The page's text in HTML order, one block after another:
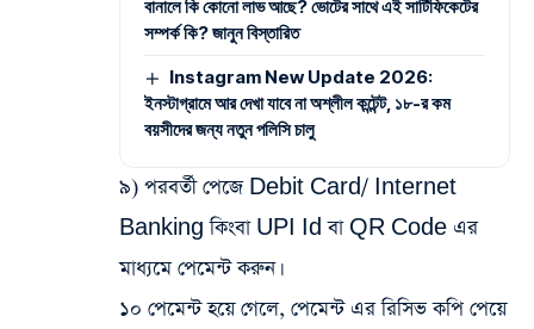
বানালে কি কোনো লাভ আছে? ভোটের সাথে এই সার্টিফিকেটের
সম্পর্ক কি? জানুন বিস্তারিত
Instagram New Update 2026:
ইনস্টাগ্রামে আর দেখা যাবে না অশ্লীল কন্টেন্ট, ১৮-র কম
বয়সীদের জন্য নতুন পলিসি চালু
৯) পরবর্তী পেজে Debit Card/ Internet
Banking কিংবা UPI Id বা QR Code এর
মাধ্যমে পেমেন্ট করুন।
১০ পেমেন্ট হয়ে গেলে, পেমেন্ট এর রিসিভ কপি পেয়ে